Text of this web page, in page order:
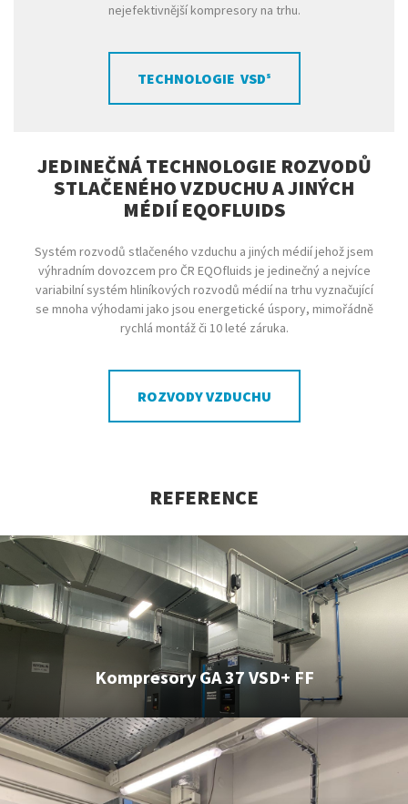
nejefektivnější kompresory na trhu.
TECHNOLOGIE VSDˢ
JEDINEČNÁ TECHNOLOGIE ROZVODŮ
STLAČENÉHO VZDUCHU A JINÝCH
MÉDIÍ EQOFLUIDS
Systém rozvodů stlačeného vzduchu a jiných médií jehož jsem
výhradním dovozcem pro ČR EQOfluids je jedinečný a nejvíce
variabilní systém hliníkových rozvodů médií na trhu vyznačující
se mnoha výhodami jako jsou energetické úspory, mimořádně
rychlá montáž či 10 leté záruka.
ROZVODY VZDUCHU
REFERENCE
Kompresory GA 37 VSD+ FF